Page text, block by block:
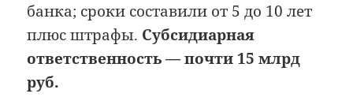
банка; сроки составили от 5 до 10 лет
плюс штрафы. Субсидиарная
ответственность — почти 15 млрд
руб.